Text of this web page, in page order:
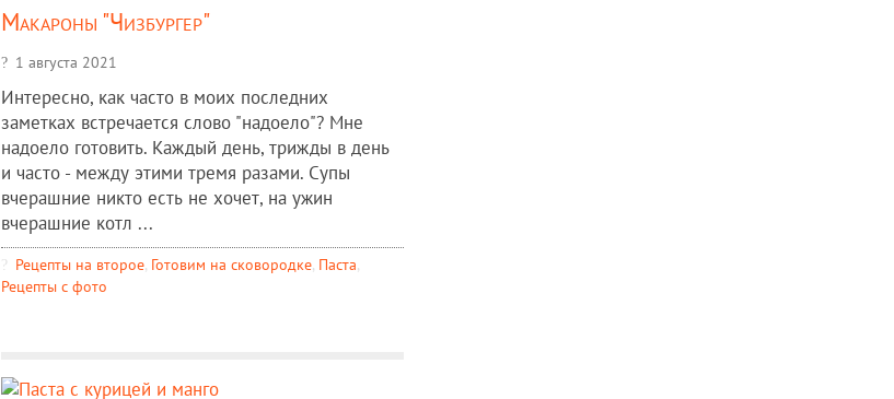
Макароны "Чизбургер"
1 августа 2021
Интересно, как часто в моих последних
заметках встречается слово "надоело"? Мне
надоело готовить. Каждый день, трижды в день
и часто - между этими тремя разами. Супы
вчерашние никто есть не хочет, на ужин
вчерашние котл ...
Рецепты на второе, Готовим на сковородке, Паста,
Рецепты c фото